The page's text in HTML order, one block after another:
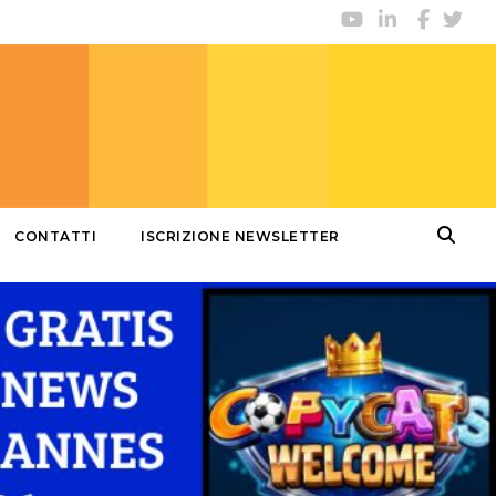
CONTATTI ISCRIZIONE NEWSLETTER